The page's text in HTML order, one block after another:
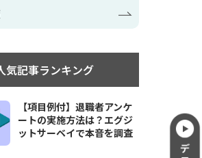
気記事ランキング
【項目例付】退職者アンケ
ートの実施方法は？エグジ
ットサーベイで本音を調査